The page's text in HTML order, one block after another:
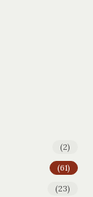
(2)
(61)
(23)